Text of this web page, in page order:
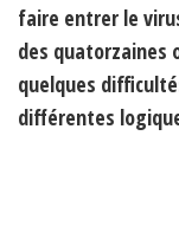
faire entrer le
des quatorzaines
quelques
différentes